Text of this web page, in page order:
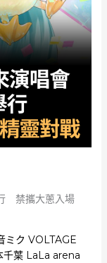
禁攜大蔥入場
ミク VOLTAGE
千葉 LaLa arena